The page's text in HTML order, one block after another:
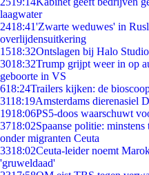
laagwater
2418:41'Zwarte weduwes' in
overlijdensuitkering
1518:32Ontslagen bij Halo
3018:32Trump grijpt weer in op
geboorte in VS
618:24Trailers kijken: de
3118:19Amsterdams dierenasiel
1918:06PS5-doos waarschuwt
3718:02Spaanse politie:
onder migranten Ceuta
3318:02Ceuta-leider noemt
'gruweldaad'